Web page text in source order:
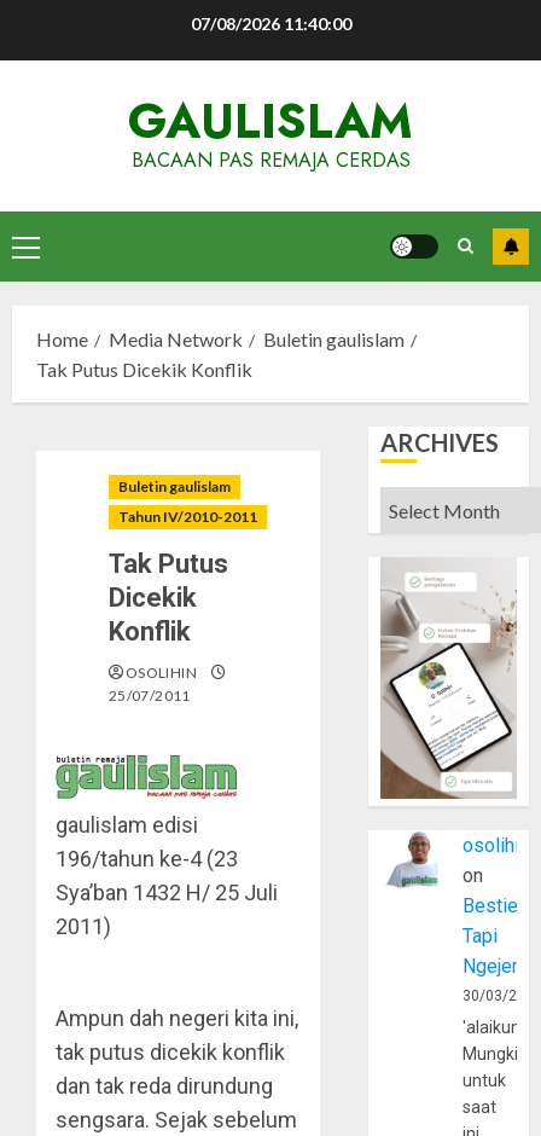
07/08/2026 11:40:01
GAULISLAM
BACAAN PAS REMAJA CERDAS
Primary
Menu
Home Media Network
Buletin gaulislam
Tak Putus Dicekik Konflik
Buletin gaulislam
Tahun IV/2010-2011
Tak Putus
Dicekik
Konflik
OSOLIHIN
25/07/2011
gaulislam edisi
196/tahun ke-4 (23
Sya’ban 1432 H/ 25 Juli
2011)
Ampun dah negeri kita ini,
tak putus dicekik konflik
dan tak reda dirundung
sengsara. Sejak sebelum
ARCHIVES
Archives
osolihin
on
Bestie
Tapi
30/03/
Mungkin
untuk
saat